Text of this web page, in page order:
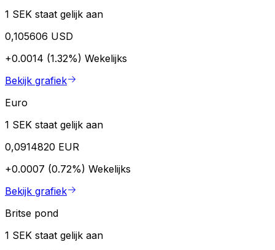
1 SEK staat gelijk aan
0,105606 USD
+0.0014 (1.32%) Wekelijks
Bekijk grafiek
Euro
1 SEK staat gelijk aan
0,0914820 EUR
+0.0007 (0.72%) Wekelijks
Bekijk grafiek
Britse pond
1 SEK staat gelijk aan